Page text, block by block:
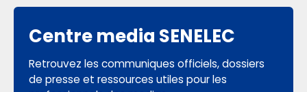
Centre media SENELEC
Retrouvez les communiques officiels, dossiers
de presse et ressources utiles pour les